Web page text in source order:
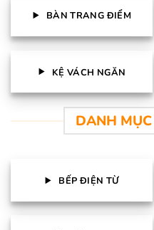
BÀN TRANG ĐIỂM
KỆ VÁCH NGĂN
DANH
BẾP ĐIỆN TỪ